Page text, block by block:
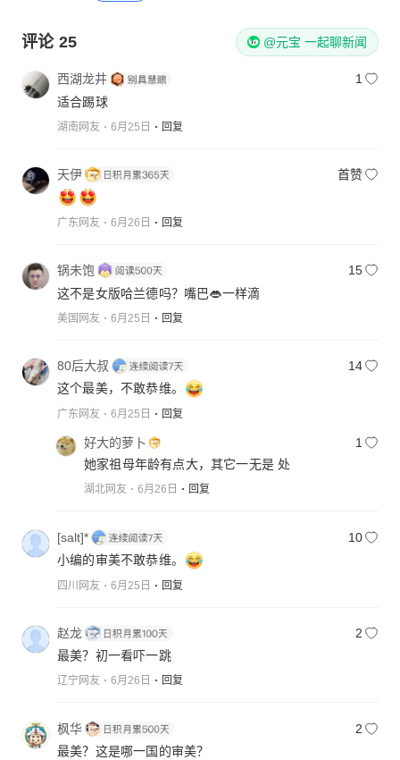
评论 25 @元宝 一起聊新闻
西湖龙井
1
适合踢球
湖南网友 6月25日 回复
天伊 首赞
广东网友 6月26日 回复
锅未饱
15
这不是女版哈兰德吗？嘴巴👄一样滴
美国网友 6月25日 回复
80后大叔
14
这个最美，不敢恭维。
广东网友 6月25日 回复
好大的萝卜
1
她家祖母年龄有点大，其它一无是 处
湖北网友 6月26日 回复
[salt]*
10
小编的审美不敢恭维。
四川网友 6月25日 回复
赵龙
2
最美？初一看吓一跳
辽宁网友 6月26日 回复
枫华
2
最美？这是哪一国的审美？